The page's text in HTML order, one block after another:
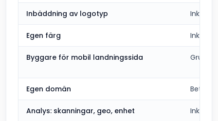
Inbäddning av logotyp
Egen färg
Byggare för mobil landningssida
Egen domän Betald
Analys: skanningar, geo, enhet